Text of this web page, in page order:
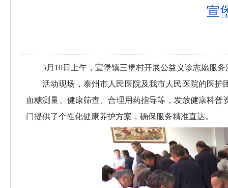
宣
5月10日上午，宣堡镇三堡村开展公益义诊志愿服
活动现场，泰州市人民医院及我市人民医院的医
血糖测量、健康筛查、合理用药指导等，发放健康科
门提供了个性化健康养护方案，确保服务精准直达。